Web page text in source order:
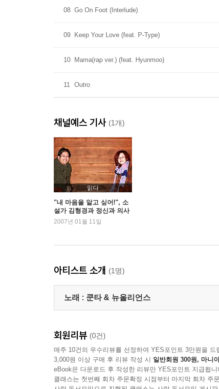
08 Go On Foot (Interlude)
09 Keep Your Love (feat. P-Type)
10 Mama(rap ver.) (feat. Hyunmoo)
11 Outro
채널예스 기사 (1개)
읽다
"내 마음을 알고 싶어!", 소
설가 김형경과 정신과 의사
하지현의 대담
2007년 01월 11일
아티스트 소개 (1명)
노래 : 쿤타 & 뉴올리언스
회원리뷰 (0건)
매주 10건의 우수리뷰를 선정하여 YES포인트 3만원을 드
3,000원 이상 구매 후 리뷰 작성 시 일반회원 300원, 마니
eBook은 다운로드 후 작성한 리뷰만 YES포인트 지급됩니
클래스는 첫번째 회차 주문확정 시점부터 마지막 회차 주